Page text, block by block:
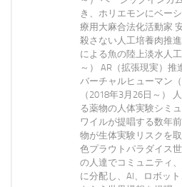
き、ホリエモンにベー
療用大麻合法化活動家
殺さない人工培養肉推
による魚の陸上淡水人
～） AR（拡張現実）推
バーチャルヒューマン
（2018年3月26日～）
る薬物の人体実験シミ
ワイルが提唱する数年
物が生体実験リスクを
色プラウトパラダイス
の人達でコミュニティ
に分配し、AI、ロボッ